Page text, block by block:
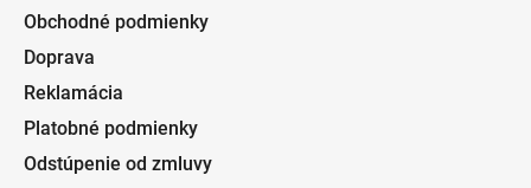
Obchodné podmienky
Doprava
Reklamácia
Platobné podmienky
Odstúpenie od zmluvy